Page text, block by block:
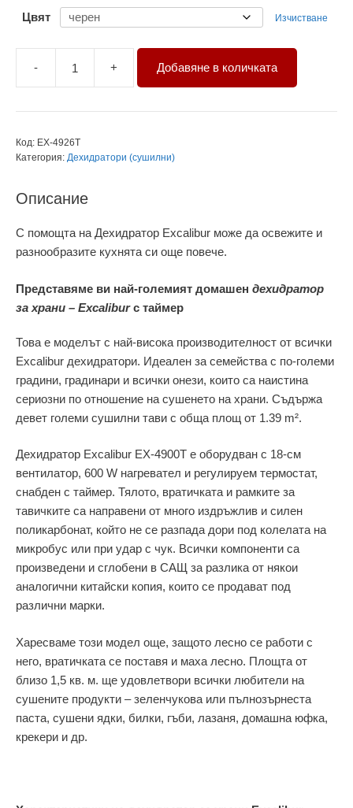
Цвят Изчистване
-
количество
Дехидратор
таймер
черен)
+ Добавяне в количката
Код: EX-4926Т
Категория: Дехидратори (сушилни)
Описание
С помощта на Дехидратор Excalibur може да освежите и
разнообразите кухнята си още повече.
Представяме ви най-големият домашен дехидратор
за храни – Еxcaliburс таймер
Това е моделът с най-висока производителност от всички
Excalibur дехидратори. Идеален за семейства с по-големи
градини, градинари и всички онези, които са наистина
сериозни по отношение на сушенето на храни. Съдържа
девет големи сушилни тави с обща площ от 1.39 m².
Дехидратор Еxcalibur EX-4900Т е оборудван с 18-см
вентилатор, 600 W нагревател и регулируем термостат,
снабден с таймер. Тялото, вратичката и рамките за
тавичките са направени от много издръжлив и силен
поликарбонат, който не се разпада дори под колелата на
микробус или при удар с чук. Всички компоненти са
произведени и сглобени в САЩ за разлика от някои
аналогични китайски копия, които се продават под
различни марки.
Харесваме този модел още, защото лесно се работи с
него, вратичката се поставя и маха лесно. Площта от
близо 1,5 кв. м. ще удовлетвори всички любители на
сушените продукти – зеленчукова или пълнозърнеста
паста, сушени ядки, билки, гъби, лазаня, домашна юфка,
крекери и др.